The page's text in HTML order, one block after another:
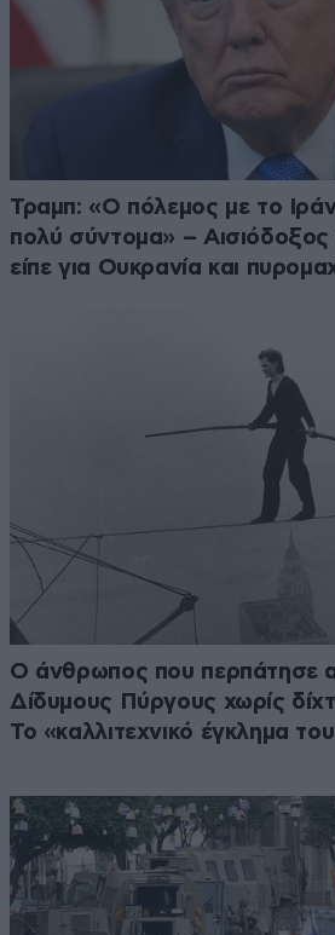
Τραμπ: «Ο πόλεμος με το
πολύ σύντομα» – Αισιόδοξος
είπε για Ουκρανία και
Ο άνθρωπος που περπάτησε
Δίδυμους Πύργους χωρίς
Το «καλλιτεχνικό έγκλημα